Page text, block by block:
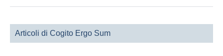
Articoli di Cogito Ergo Sum